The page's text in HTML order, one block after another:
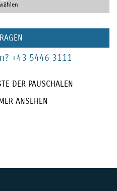
+43 5446 3111
DER PAUSCHALEN
ANSEHEN